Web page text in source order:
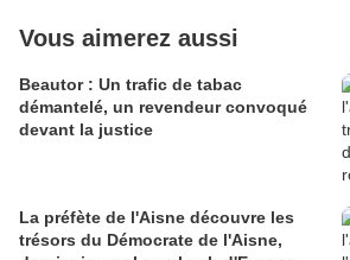
Vous aimerez aussi
Beautor : Un trafic de tabac
démantelé, un revendeur convoqué
devant la justice
La préfète de l'Aisne découvre les
trésors du Démocrate de l'Aisne,